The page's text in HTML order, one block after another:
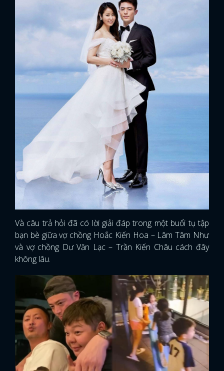
Và câu trả hỏi đã có lời giải đáp trong một buổi tụ tập
bạn bè giữa vợ chồng Hoắc Kiến Hoa – Lâm Tâm Như
và vợ chồng Dư Văn Lạc – Trần Kiến Châu cách đây
không lâu.